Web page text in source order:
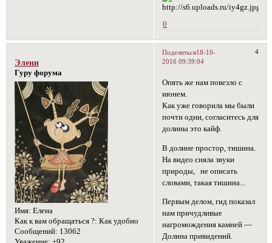
0
Поделиться 4
18-10-
2016 09:39:04
Эленн
Гуру форума
Имя: Елена
Как к вам обращаться ?: Как удобно
Сообщений: 13062
Опять же нам повезло с
июнем.
Как уже говорила мы были
почти одни, согласитесь для
долины это кайф.
В долине простор, тишина.
На видео сняла звуки
природы, не описать
словами, такая тишина...
Первым делом, гид показал
нам причудливые
нагромождения камней —
Долина привидений.